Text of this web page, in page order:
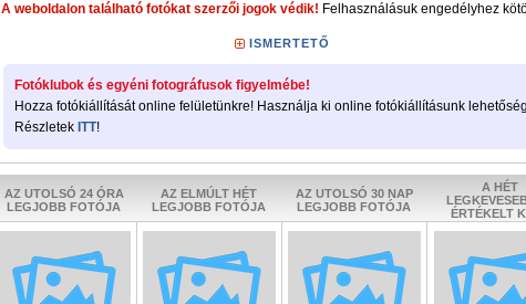
A weboldalon található fotókat szerzői jogok védik! Felhasználásuk engedélyhez
ISMERTETŐ
Fotóklubok és egyéni fotográfusok figyelmébe!
Hozza fotókiállítását online felületünkre! Használja ki online fotókiállításunk
Részletek ITT!
AZ UTOLSÓ 24 ÓRA
LEGJOBB FOTÓJA
AZ ELMÚLT HÉT
LEGJOBB FOTÓJA
AZ UTOLSÓ 30 NAP
LEGJOBB FOTÓJA
A HÉT
ÉRTÉKELT